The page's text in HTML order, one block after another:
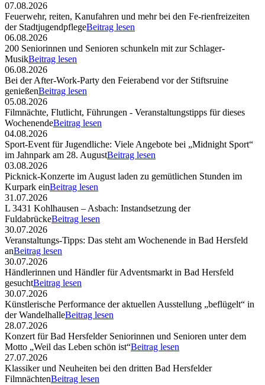
07.08.2026
Feuerwehr, reiten, Kanufahren und mehr bei den Fe-rienfreizeiten
der StadtjugendpflegeBeitrag lesen
06.08.2026
200 Seniorinnen und Senioren schunkeln mit zur Schlager-
MusikBeitrag lesen
06.08.2026
Bei der After-Work-Party den Feierabend vor der Stiftsruine
genießenBeitrag lesen
05.08.2026
Filmnächte, Flutlicht, Führungen - Veranstaltungstipps für dieses
WochenendeBeitrag lesen
04.08.2026
Sport-Event für Jugendliche: Viele Angebote bei „Midnight Sport“
im Jahnpark am 28. AugustBeitrag lesen
03.08.2026
Picknick-Konzerte im August laden zu gemütlichen Stunden im
Kurpark einBeitrag lesen
31.07.2026
L 3431 Kohlhausen – Asbach: Instandsetzung der
FuldabrückeBeitrag lesen
30.07.2026
Veranstaltungs-Tipps: Das steht am Wochenende in Bad Hersfeld
anBeitrag lesen
30.07.2026
Händlerinnen und Händler für Adventsmarkt in Bad Hersfeld
gesuchtBeitrag lesen
30.07.2026
Künstlerische Performance der aktuellen Ausstellung „beflügelt“ in
der WandelhalleBeitrag lesen
28.07.2026
Konzert für Bad Hersfelder Seniorinnen und Senioren unter dem
Motto „Weil das Leben schön ist“Beitrag lesen
27.07.2026
Klassiker und Neuheiten bei den dritten Bad Hersfelder
FilmnächtenBeitrag lesen